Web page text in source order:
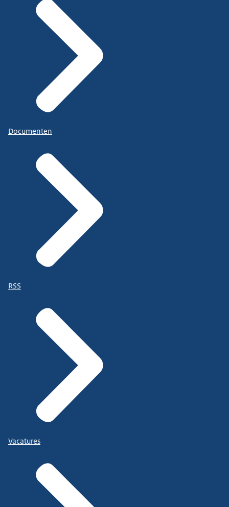
Documenten
RSS
Vacatures